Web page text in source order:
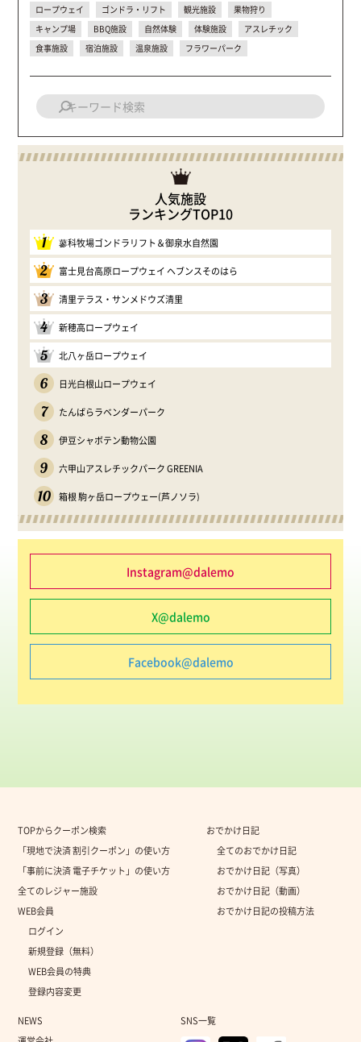
ロープウェイ ゴンドラ・リフト 観光施設
果物狩り
キャンプ場
BBQ施設 自然体験 体験施設
アスレチック
食事施設
宿泊施設 温泉施設 フラワーパーク
人気施設
ランキングTOP10
1 蓼科牧場ゴンドラリフト＆御泉水自然園
2 富士見台高原ロープウェイ ヘブンスそのはら
3 清里テラス・サンメドウズ清里
4 新穂高ロープウェイ
5 北八ヶ岳ロープウェイ
6 日光白根山ロープウェイ
7 たんばらラベンダーパーク
8 伊豆シャボテン動物公園
9 六甲山アスレチックパーク GREENIA
10 箱根 駒ヶ岳ロープウェー(芦ノソラ)
Instagram@dalemo
X@dalemo
Facebook@dalemo
TOPからクーポン検索
「現地で決済 割引クーポン」の使い方
「事前に決済 電子チケット」の使い方
全てのレジャー施設
WEB会員
ログイン
新規登録（無料）
WEB会員の特典
登録内容変更
おでかけ日記
全てのおでかけ日記
おでかけ日記（写真）
おでかけ日記（動画）
おでかけ日記の投稿方法
NEWS
SNS一覧